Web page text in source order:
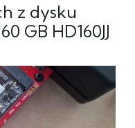
z dysku
GB HD160JJ